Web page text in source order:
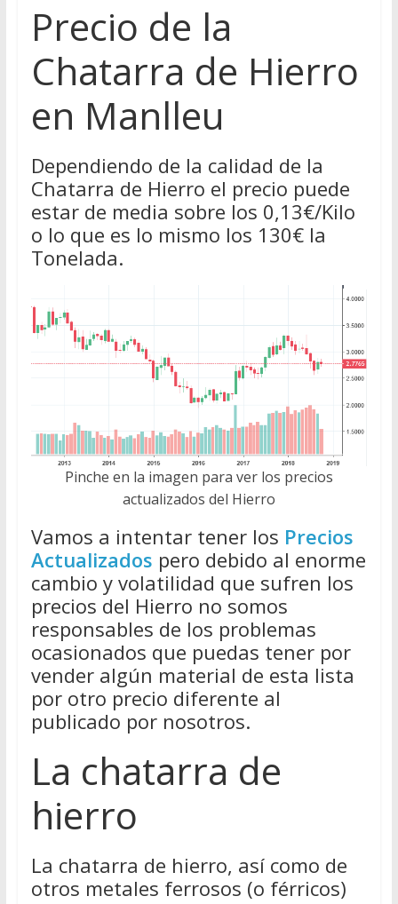
Precio de la
Chatarra de Hierro
en Manlleu
Dependiendo de la calidad de la
Chatarra de Hierro el precio puede
estar de media sobre los 0,13€/Kilo
o lo que es lo mismo los 130€ la
Tonelada.
Pinche en la imagen para ver los precios
actualizados del Hierro
Vamos a intentar tener los Precios
Actualizados pero debido al enorme
cambio y volatilidad que sufren los
precios del Hierro no somos
responsables de los problemas
ocasionados que puedas tener por
vender algún material de esta lista
por otro precio diferente al
publicado por nosotros.
La chatarra de
hierro
La chatarra de hierro, así como de
otros metales ferrosos (o férricos)